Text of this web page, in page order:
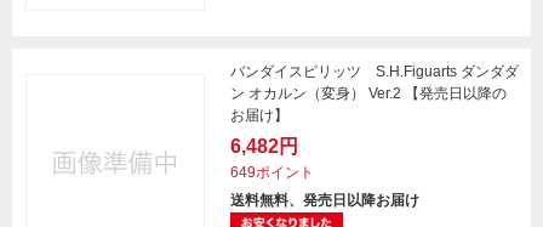
バンダイスピリッツ S.H.Figuarts ダンダダ
ン オカルン（変身） Ver.2 【発売日以降の
お届け】
6,482円
649ポイント
送料無料、発売日以降お届け